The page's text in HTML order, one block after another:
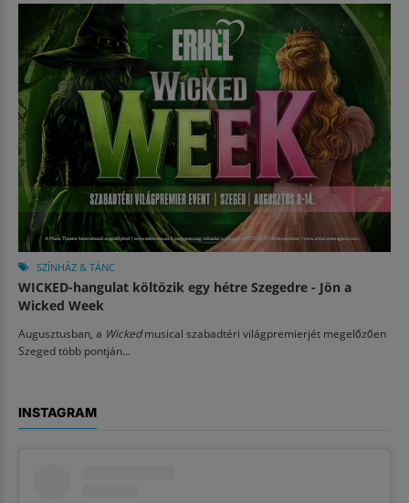
SZÍNHÁZ & TÁNC
WICKED-hangulat költözik egy hétre Szegedre - Jön a
Wicked Week
Augusztusban, a Wickedmusical szabadtéri világpremierjét megelőzően
Szeged több pontján...
INSTAGRAM